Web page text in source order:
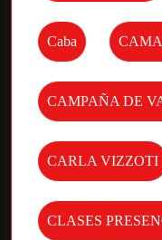
Caba
CAMPAÑA DE
CARLA VIZZOTI
CLASES